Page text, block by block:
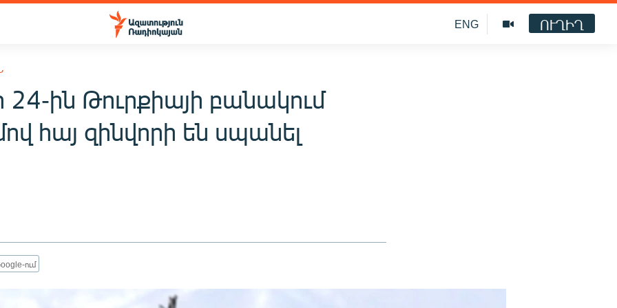
ENG ՈՒՂԻՂ
24-ին Թուրքիայի բանակում
հայ զինվորի են սպանել
ում